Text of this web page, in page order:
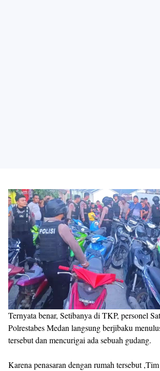
Ternyata benar, Setibanya di TKP, personel
Polrestabes Medan langsung berjibaku
tersebut dan mencurigai ada sebuah gudang.
Karena penasaran dengan rumah tersebut